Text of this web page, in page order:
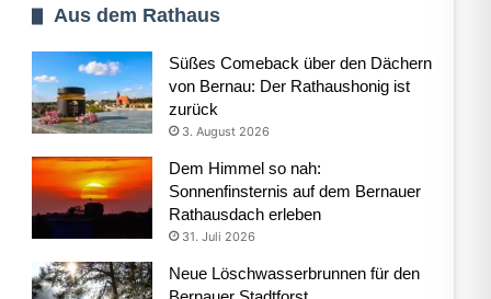
Aus dem Rathaus
Süßes Comeback über den Dächern
von Bernau: Der Rathaushonig ist
zurück
3. August 2026
Dem Himmel so nah:
Sonnenfinsternis auf dem Bernauer
Rathausdach erleben
31. Juli 2026
Neue Löschwasserbrunnen für den